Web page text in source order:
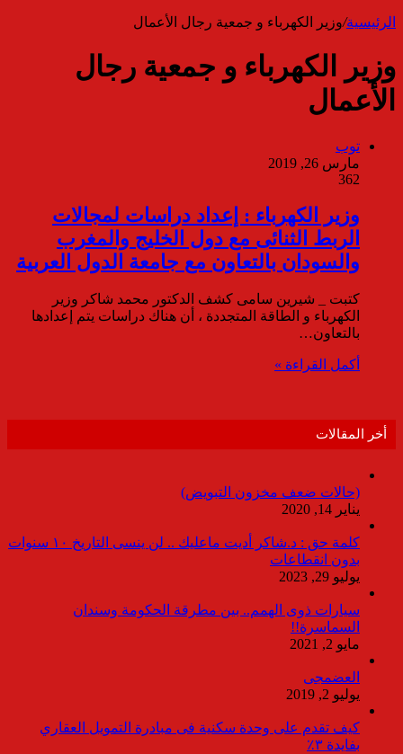
الرئيسية/وزير الكهرباء و جمعية رجال الأعمال
وزير الكهرباء و جمعية رجال
الأعمال
توب
مارس 26, 2019
362
وزير الكهرباء : إعداد دراسات لمجالات
الربط الثنائى مع دول الخليج والمغرب
والسودان بالتعاون مع جامعة الدول العربية
كتبت _ شيرين سامى كشف الدكتور محمد شاكر وزير
الكهرباء و الطاقة المتجددة ، أن هناك دراسات يتم إعدادها
بالتعاون…
أكمل القراءة »
أخر المقالات
(حالات ضعف مخزون التبويض)
يناير 14, 2020
كلمة حق : د.شاكر أديت ماعليك .. لن ينسى التاريخ ١٠ سنوات
بدون انقطاعات
يوليو 29, 2023
سيارات ذوى الهمم.. بين مطرقة الحكومة وسندان
السماسرة!!
مايو 2, 2021
العضمجى
يوليو 2, 2019
كيف تقدم على وحدة سكنية فى مبادرة التمويل العقاري
بفايدة ٣٪